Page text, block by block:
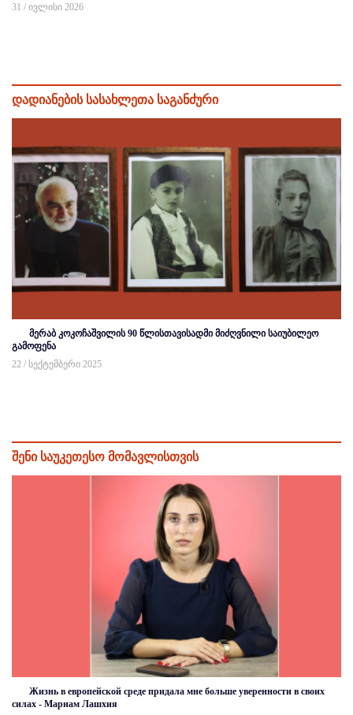
31 / ივლისი 2026
დადიანების სასახლეთა საგანძური
მერაბ კოკოჩაშვილის 90 წლისთავისადმი მიძღვნილი საიუბილეო
გამოფენა
22 / სექტემბერი 2025
შენი საუკეთესო მომავლისთვის
Жизнь в европейской среде придала мне больше уверенности в своих
силах - Мариам Лашхия